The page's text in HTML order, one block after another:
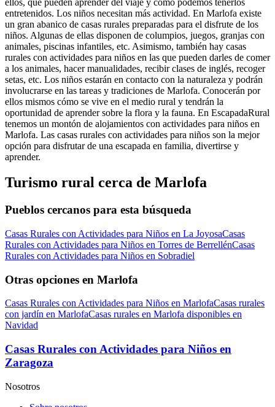
entretenidos. Los niños necesitan más actividad. En Marlofa existe
un gran abanico de casas rurales preparadas para el disfrute de los
niños. Algunas de ellas disponen de columpios, juegos, granjas con
animales, piscinas infantiles, etc. Asimismo, también hay casas
rurales con actividades para niños en las que pueden darles de comer
a los animales, hacer manualidades, recibir clases de inglés, recoger
setas, etc. Los niños estarán en contacto con la naturaleza y podrán
involucrarse en las tareas y tradiciones de Marlofa. Conocerán por
ellos mismos cómo se vive en el medio rural y tendrán la
oportunidad de aprender sobre la flora y la fauna. En EscapadaRural
tenemos un montón de alojamientos con actividades para niños en
Marlofa. Las casas rurales con actividades para niños son la mejor
opción para disfrutar de una escapada en familia, divertirse y
aprender.
Turismo rural cerca de Marlofa
Pueblos cercanos para esta búsqueda
Casas Rurales con Actividades para Niños en La JoyosaCasas
Rurales con Actividades para Niños en Torres de BerrellénCasas
Rurales con Actividades para Niños en Sobradiel
Otras opciones en Marlofa
Casas Rurales con Actividades para Niños en MarlofaCasas rurales
con jardín en MarlofaCasas rurales en Marlofa disponibles en
Navidad
Casas Rurales con Actividades para Niños en
Zaragoza
Nosotros